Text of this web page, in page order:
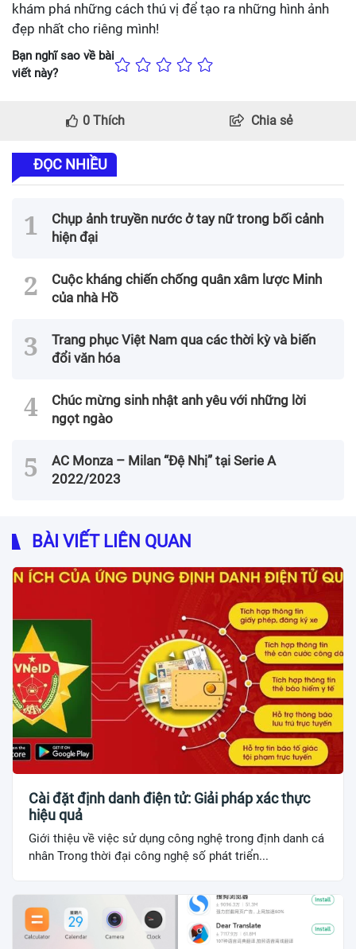
khám phá những cách thú vị để tạo ra những hình ảnh
đẹp nhất cho riêng mình!
Bạn nghĩ sao về bài
viết này?
0 Thích Chia sẻ
ĐỌC NHIỀU
Chụp ảnh truyền nước ở tay nữ trong bối cảnh
hiện đại
Cuộc kháng chiến chống quân xâm lược Minh
của nhà Hồ
Trang phục Việt Nam qua các thời kỳ và biến
đổi văn hóa
Chúc mừng sinh nhật anh yêu với những lời
ngọt ngào
AC Monza – Milan “Đệ Nhị” tại Serie A
2022/2023
BÀI VIẾT LIÊN QUAN
Cài đặt định danh điện tử: Giải pháp xác thực
hiệu quả
Giới thiệu về việc sử dụng công nghệ trong định danh cá
nhân Trong thời đại công nghệ số phát triển...